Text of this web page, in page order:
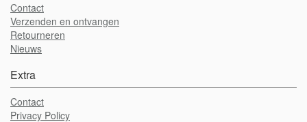
Contact
Verzenden en ontvangen
Retourneren
Nieuws
Extra
Contact
Privacy Policy